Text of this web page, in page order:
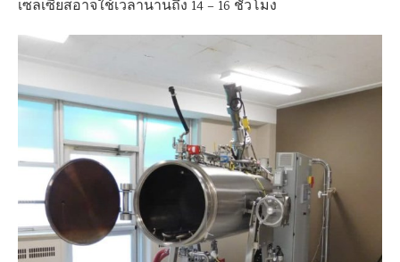
เซลเซียสอาจใช้เวลานานถึง 14 – 16 ชั่วโมง